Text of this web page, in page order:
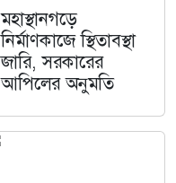
মহাস্থানগড়ে
নির্মাণকাজে স্থিতাবস্থা
জারি, সরকারের
আপিলের অনুমতি